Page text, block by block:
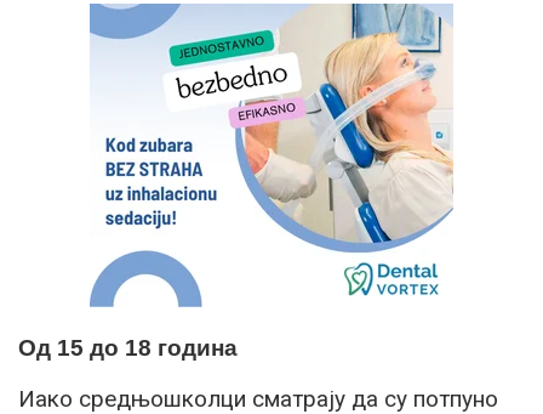
Од 15 до 18 година
Иако средњошколци сматрају да су потпуно